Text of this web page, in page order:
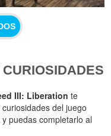
III: Liberation te
del juego
puedas completarlo al